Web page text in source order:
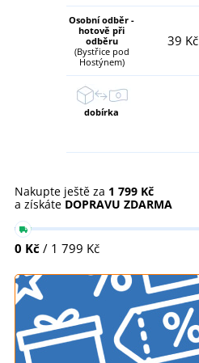
Osobní odběr -
hotově při
odběru
(Bystřice pod
Hostýnem)
39 Kč
dobírka
Nakupte ještě za 1 799 Kč
a získáte DOPRAVU ZDARMA
0 Kč / 1 799 Kč